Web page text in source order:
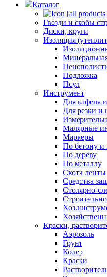
Каталог
Гвозди и скобы
Диски, круги
Изоляция
Подложка
Псул
Инструмент
Для кафеля
Для резки и
Малярные
Маркеры
По бетону
По дереву
По металлу
Скотч ленты
Средства
Столярно-
Краски,
Аэрозоль
Грунт
Колер
Краски